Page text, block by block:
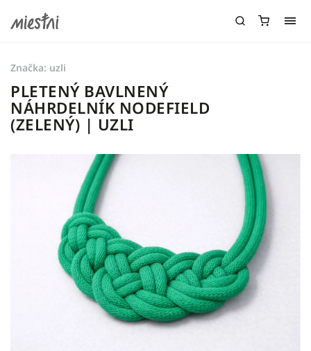
PLETENÝ BAVLNENÝ
NÁHRDELNÍK NODEFIELD
(ZELENÝ) | UZLI
Značka: uzli